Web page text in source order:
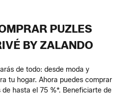
PUZLES
BY ZALANDO
de todo: desde moda y
tu hogar. Ahora puedes comprar
hasta el 75 %*. Beneficiarte de